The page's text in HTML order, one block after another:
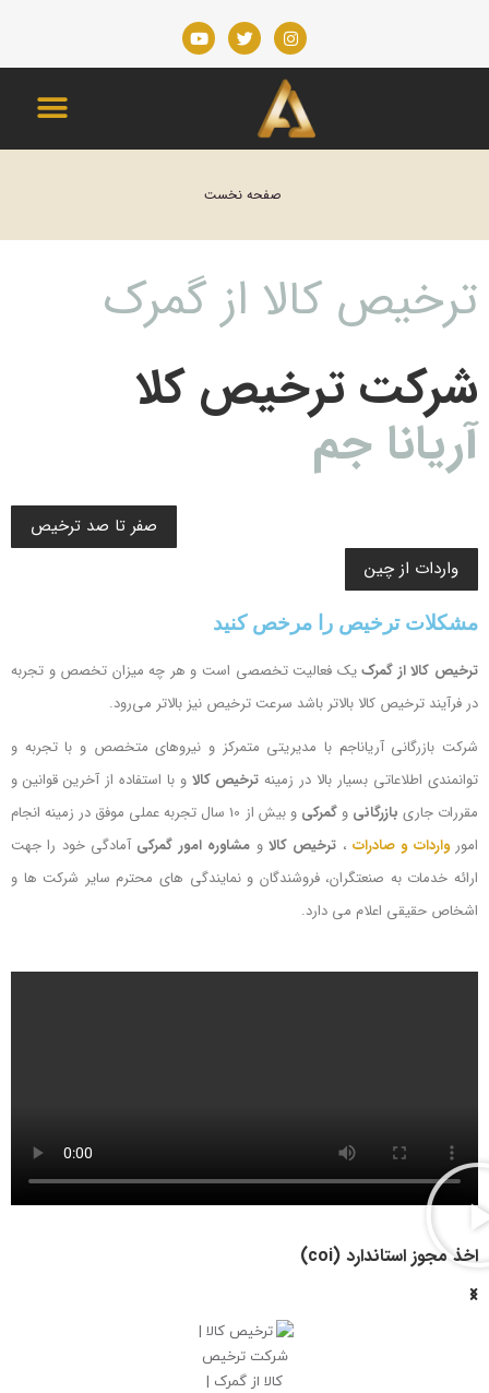
صفحه نخست
ترخیص کالا از گمرک
شرکت ترخیص کلا
آریانا جم
صفر تا صد ترخیص
واردات از چین
مشکلات ترخیص را مرخص کنید
ترخیص کالا از گمرکیک فعالیت تخصصی است و هر چه میزان تخصص و تجربه
در فرآیند ترخیص کالا بالاتر باشد سرعت ترخیص نیز بالاتر می‌رود.
شرکت بازرگانی آریاناجم با مدیریتی متمرکز و نیروهای متخصص و با تجربه و
توانمندی اطلاعاتی بسیار بالا در زمینه ترخیص کالا و با استفاده از آخرین قوانین و
مقررات جاری بازرگانی وگمرکی
و بیش از 10 سال تجربه عملی موفق در زمینه انجام
امور واردات و صادرات ، ترخیص کالا و مشاوره امور گمرکی آمادگی خود را جهت
ارائه خدمات به صنعتگران، فروشندگان و نمایندگی های محترم سایر شرکت ها و
اشخاص حقیقی اعلام می دارد.
اخذ مجوز استاندارد (coi)